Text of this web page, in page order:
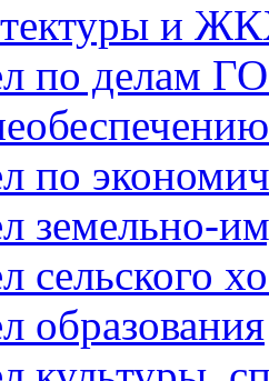
и
по делам
по
земельно-
сельского
образования